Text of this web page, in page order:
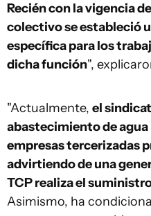
Recién con la vigencia
colectivo se estableció
específica para los
dicha función",
"Actualmente, el
abastecimiento de
empresas tercerizadas
advirtiendo de una
TCP realiza el
Asimismo, ha